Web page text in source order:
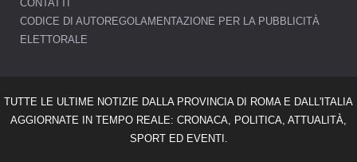
CONTATTI
CODICE DI AUTOREGOLAMENTAZIONE PER LA PUBBLICITÀ
ELETTORALE
TUTTE LE ULTIME NOTIZIE DALLA PROVINCIA DI ROMA E DALL'ITALIA
AGGIORNATE IN TEMPO REALE: CRONACA, POLITICA, ATTUALITÀ,
SPORT ED EVENTI.